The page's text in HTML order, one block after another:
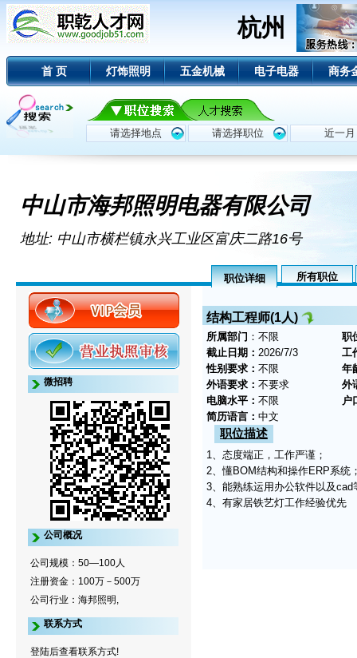
杭州
首 页 灯饰照明 五金机械 电子电器 商务
中山市海邦照明电器有限公司
地址: 中山市横栏镇永兴工业区富庆二路16号
职位详细 所有职位
微招聘
公司概况
公司规模：50—100人
注册资金：100万－500万
公司行业：海邦照明,
联系方式
登陆后查看联系方式!
结构工程师(1人)
所属部门 ：不限
职
截止日期： 2026/7/3
工
性别要求： 不限
年
外语要求： 不要求
外
电脑水平： 不限
户
简历语言： 中文
职位描述
1、态度端正，工作严谨；
2、懂BOM结构和操作ERP系统
3、能熟练运用办公软件以及cad
4、有家居铁艺灯工作经验优先